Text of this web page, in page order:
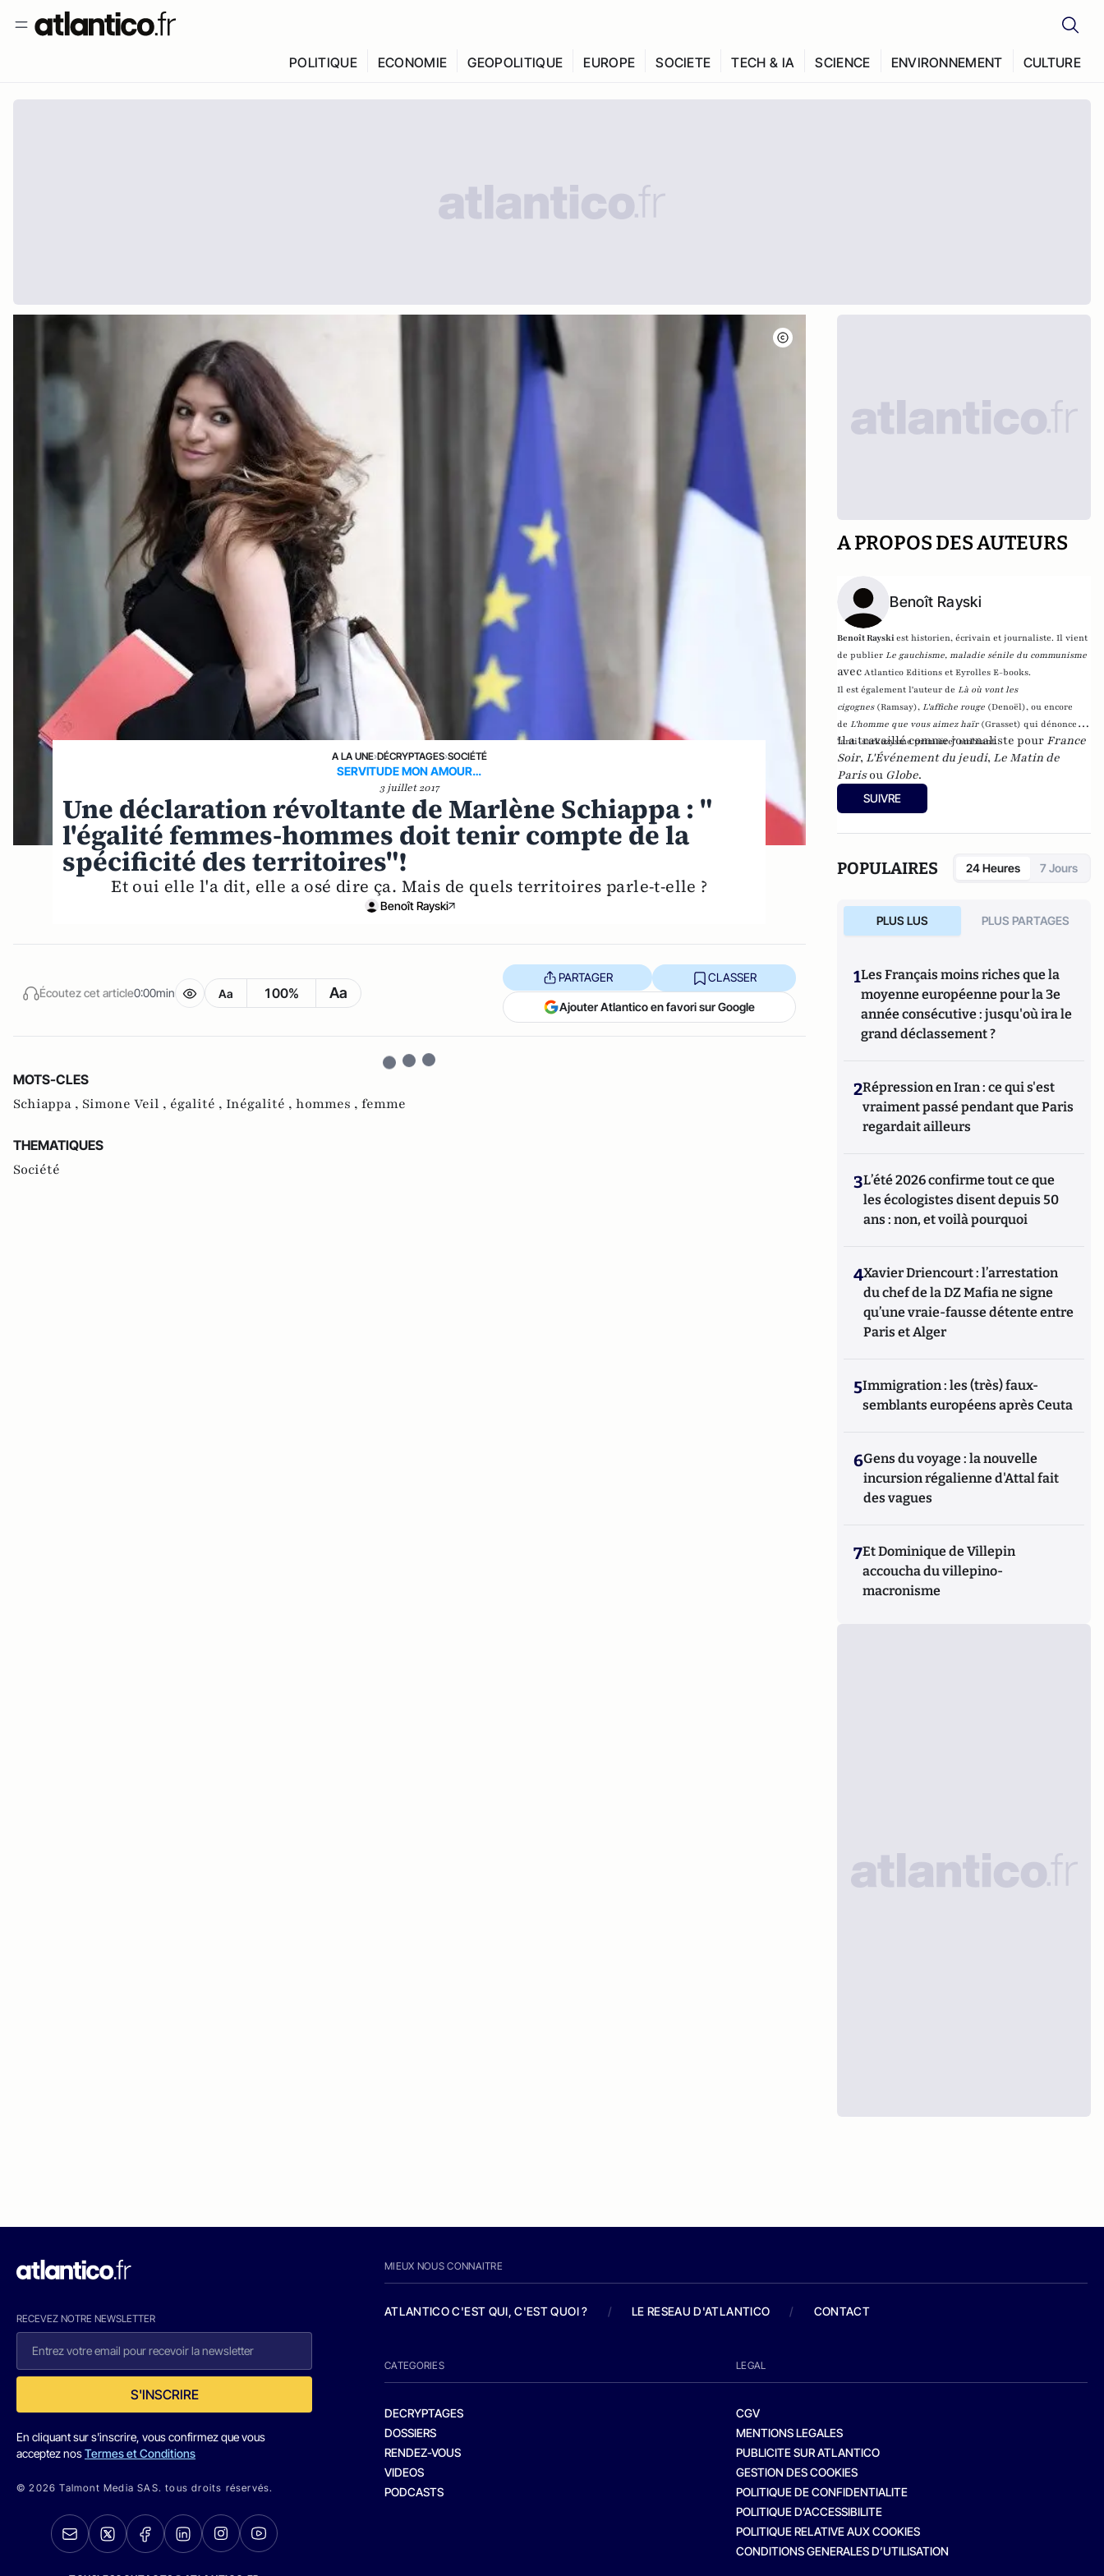
POLITIQUE ECONOMIE GEOPOLITIQUE EUROPE SOCIETE TECH & IA SCIENCE ENVIRONNEMENT CULTURE
A LA UNE›DÉCRYPTAGES›SOCIÉTÉ
SERVITUDE MON AMOUR…
3 juillet 2017
Une déclaration révoltante de Marlène Schiappa : "
l'égalité femmes-hommes doit tenir compte de la
spécificité des territoires"!
Et oui elle l'a dit, elle a osé dire ça. Mais de quels territoires parle-t-elle ?
Benoît Rayski
Écoutez cet article0:00min Aa 100% Aa
PARTAGER CLASSER
Ajouter Atlantico en favori sur Google
MOTS-CLES
Schiappa , Simone Veil , égalité , Inégalité , hommes , femme
THEMATIQUES
Société
A PROPOS DES AUTEURS
Benoît Rayski
Benoît Rayskiest historien, écrivain et journaliste. Il vient
de publierLe gauchisme, maladie sénile du communisme
avecAtlantico Editions et Eyrolles E-books.
Il est également l'auteur deLà où vont les
cigognes (Ramsay),L'affiche rouge (Denoël), ou encore
deL'homme que vous aimez haïr (Grasset) qui dénonce l'
"anti-sarkozysme primaire" ambiant.
Il a travaillé comme journaliste pour France
Soir, L'Événement du jeudi, Le Matin de
Parisou Globe.
SUIVRE
POPULAIRES 24 Heures 7 Jours
PLUS LUS PLUS PARTAGES
1Les Français moins riches que la
moyenne européenne pour la 3e
année consécutive : jusqu'où ira le
grand déclassement ?
2Répression en Iran : ce qui s'est
vraiment passé pendant que Paris
regardait ailleurs
3L’été 2026 confirme tout ce que
les écologistes disent depuis 50
ans : non, et voilà pourquoi
4Xavier Driencourt : l’arrestation
du chef de la DZ Mafia ne signe
qu’une vraie-fausse détente entre
Paris et Alger
5Immigration : les (très) faux-
semblants européens après Ceuta
6Gens du voyage : la nouvelle
incursion régalienne d'Attal fait
des vagues
7Et Dominique de Villepin
accoucha du villepino-
macronisme
RECEVEZ NOTRE NEWSLETTER
S'INSCRIRE
En cliquant sur s'inscrire, vous confirmez que vous
acceptez nosTermes et Conditions
© 2026 Talmont Media SAS. tous droits réservés.
MIEUX NOUS CONNAITRE
ATLANTICO C'EST QUI, C'EST QUOI ? / LE RESEAU D'ATLANTICO / CONTACT
CATEGORIES
DECRYPTAGES
DOSSIERS
RENDEZ-VOUS
VIDEOS
PODCASTS
LEGAL
CGV
MENTIONS LEGALES
PUBLICITE SUR ATLANTICO
GESTION DES COOKIES
POLITIQUE DE CONFIDENTIALITE
POLITIQUE D’ACCESSIBILITE
POLITIQUE RELATIVE AUX COOKIES
CONDITIONS GENERALES D’UTILISATION